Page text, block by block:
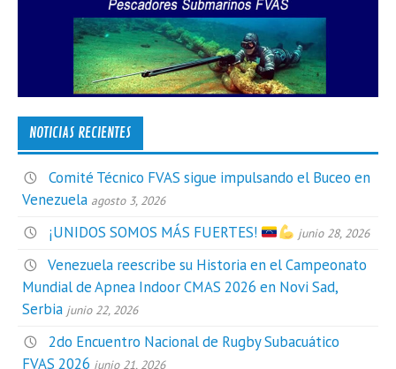
NOTICIAS RECIENTES
Comité Técnico FVAS sigue impulsando el Buceo en
Venezuela agosto 3, 2026
¡UNIDOS SOMOS MÁS FUERTES! junio 28, 2026
Venezuela reescribe su Historia en el Campeonato
Mundial de Apnea Indoor CMAS 2026 en Novi Sad,
Serbia junio 22, 2026
2do Encuentro Nacional de Rugby Subacuático
FVAS 2026 junio 21, 2026